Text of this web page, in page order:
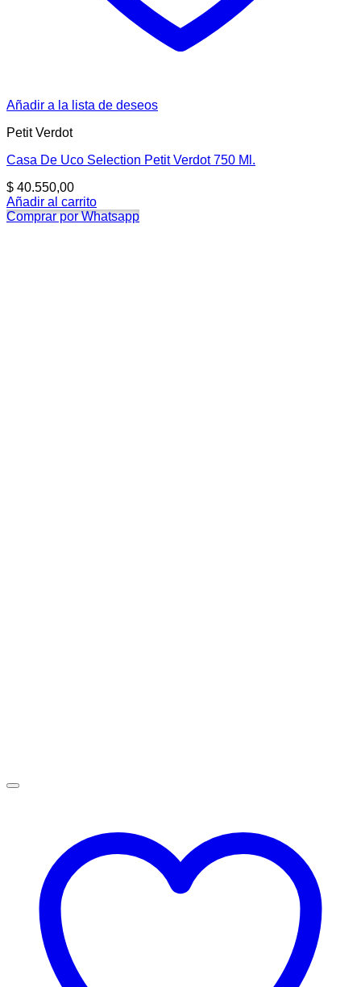
Añadir a la lista de deseos
Petit Verdot
Casa De Uco Selection Petit Verdot 750 Ml.
$ 40.550,00
Añadir al carrito
Comprar por Whatsapp